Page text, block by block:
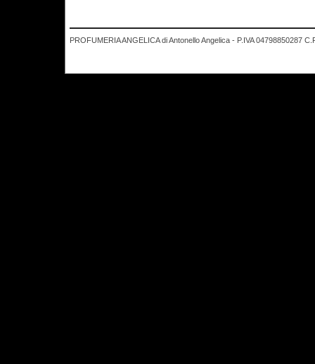
PROFUMERIA ANGELICA di Antonello Angelica - P.IVA 04798850287